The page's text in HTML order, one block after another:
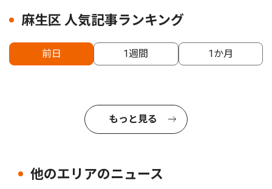
麻生区 人気記事ランキング
前日 1週間 1か月
もっと見る
他のエリアのニュース